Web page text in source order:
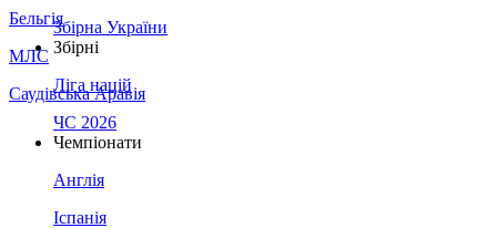
Бельгія
МЛС
Саудівська Аравія
Збірна України
Збірні
Ліга націй
ЧС 2026
Чемпіонати
Англія
Іспанія